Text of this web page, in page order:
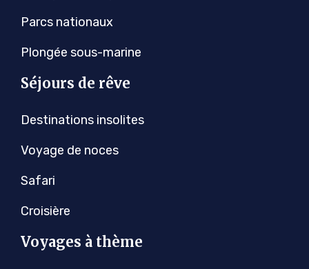
Parcs nationaux
Plongée sous-marine
Séjours de rêve
Destinations insolites
Voyage de noces
Safari
Croisière
Voyages à thème